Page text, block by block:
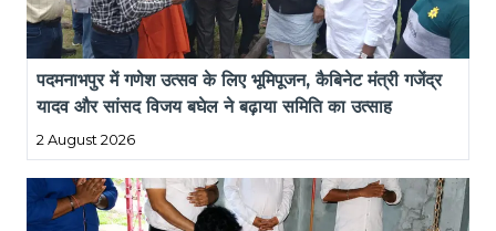
पदमनाभपुर में गणेश उत्सव के लिए भूमिपूजन, कैबिनेट मंत्री गजेंद्र
यादव और सांसद विजय बघेल ने बढ़ाया समिति का उत्साह
2 August 2026